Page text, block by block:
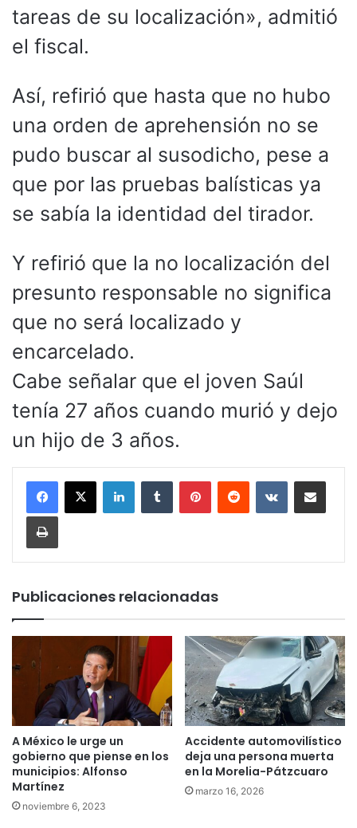
tareas de su localización», admitió
el fiscal.
Así, refirió que hasta que no hubo
una orden de aprehensión no se
pudo buscar al susodicho, pese a
que por las pruebas balísticas ya
se sabía la identidad del tirador.
Y refirió que la no localización del
presunto responsable no significa
que no será localizado y
encarcelado.
Cabe señalar que el joven Saúl
tenía 27 años cuando murió y dejo
un hijo de 3 años.
LinkedInTumblr PinterestReddit VKontakteCompartir por
Imprimir
Publicaciones relacionadas
A México le urge un
gobierno que piense en los
municipios: Alfonso
Martínez
noviembre 6, 2023
Accidente automovilístico
deja una persona muerta
en la Morelia-Pátzcuaro
marzo 16, 2026